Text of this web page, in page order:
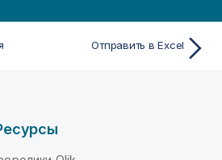
Отправить в Excel